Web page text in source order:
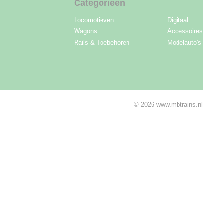
Categorieën
Locomotieven
Wagons
Rails & Toebehoren
Digitaal
Accessoires
Modelauto's
© 2026